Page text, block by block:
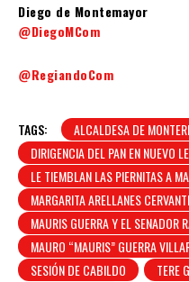
Diego de Montemayor
@DiegoMCom
@RegiandoCom
TAGS:
ALCALDESA DE
DIRIGENCIA DEL PAN EN NUEVO
LE TIEMBLAN LAS PIERNITAS A
MARGARITA ARELLANES
MAURIS GUERRA Y EL SENADOR
MAURO “MAURIS” GUERRA
SESIÓN DE CABILDO
TERE